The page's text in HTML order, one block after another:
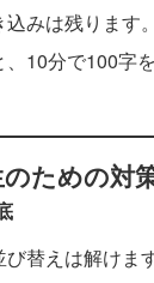
みは残ります
10分で100字
ための対
替えは解けます